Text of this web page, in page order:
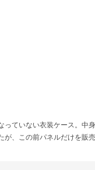
っていない衣装ケース。
、この前パネルだけを販